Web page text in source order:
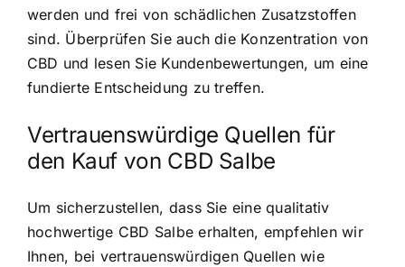
werden und frei von schädlichen Zusatzstoffen
sind. Überprüfen Sie auch die Konzentration von
CBD und lesen Sie Kundenbewertungen, um eine
fundierte Entscheidung zu treffen.
Vertrauenswürdige Quellen für
den Kauf von CBD Salbe
Um sicherzustellen, dass Sie eine qualitativ
hochwertige CBD Salbe erhalten, empfehlen wir
Ihnen, bei vertrauenswürdigen Quellen wie